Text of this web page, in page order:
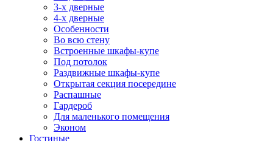
3-х дверные
4-х дверные
Особенности
Во всю стену
Встроенные шкафы-купе
Под потолок
Раздвижные шкафы-купе
Открытая секция посередине
Распашные
Гардероб
Для маленького помещения
Эконом
Гостиные